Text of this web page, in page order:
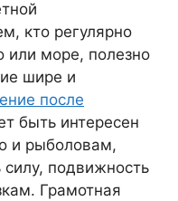
кто регулярно
или море, полезно
шире и
после
быть интересен
и рыболовам,
подвижность
Грамотная